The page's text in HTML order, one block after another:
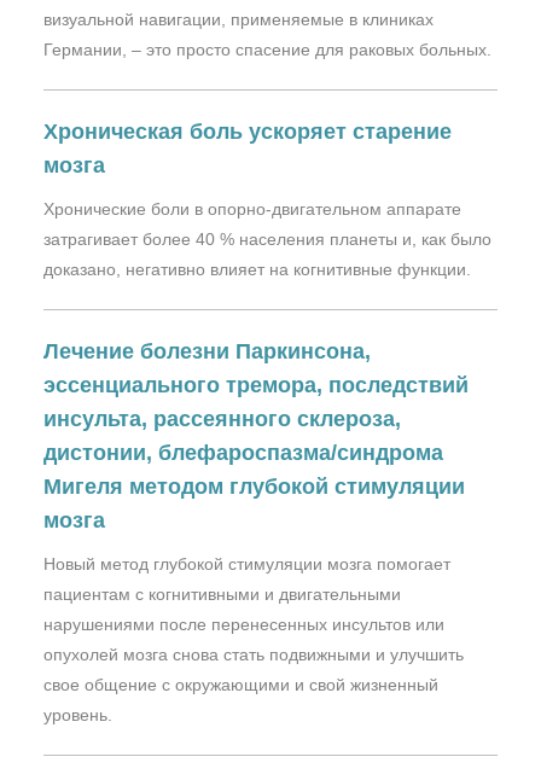
визуальной навигации, применяемые в клиниках
Германии, – это просто спасение для раковых больных.
Хроническая боль ускоряет старение
мозга
Хронические боли в опорно-двигательном аппарате
затрагивает более 40 % населения планеты и, как было
доказано, негативно влияет на когнитивные функции.
Лечение болезни Паркинсона,
эссенциального тремора, последствий
инсульта, рассеянного склероза,
дистонии, блефароспазма/синдрома
Мигеля методом глубокой стимуляции
мозга
Новый метод глубокой стимуляции мозга помогает
пациентам с когнитивными и двигательными
нарушениями после перенесенных инсультов или
опухолей мозга снова стать подвижными и улучшить
свое общение с окружающими и свой жизненный
уровень.